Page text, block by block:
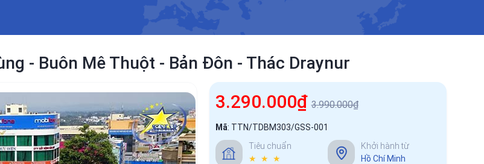
- Buôn Mê Thuột - Bản Đôn - Thác Draynur
3.290.000₫3.990.000₫
Mã: TTN/TDBM303/GSS-001
Tiêu chuẩn
★ ★ ★
Khởi hành từ
Hồ Chí Minh